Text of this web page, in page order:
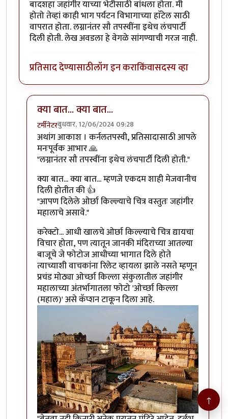
बादशहा जहांगीर याच्या भेटीसाठी बांधला होता. मी
होतो तेव्हां काही भाग पर्यटन विभागाच्या हाॅटेल साठी
वापरात होता. लग्नानंतर सौ तपस्वींना इथेच लंचपार्टी
दिली होती. लेख अवडला हे वेगळे सांगण्याची गरज नाही.
प्रतिसाद देण्यासाठीलॉग इन कराकिंवासदस्य व्हा
क्या बात... क्या बात...
टर्मीनेटरबुधवार, 12/06/2024 09:28
In reply toमस्त भटकंती.byकर्नलतपस्वी
अथांग आकाश । कर्नलतपस्वी, प्रतिसादासाठी आपले
मनःपूर्वक आभार 🙏
"लग्नानंतर सौ तपस्वींना इथेच लंचपार्टी दिली होती."
क्या बात... क्या बात... म्हणजे एकदम शाही मेजवानीच
दिली होतीत की 👍
"आपण दिलेले ओर्छा किल्ल्याचे चित्र वस्तुतः जहांगीर
महालाचे असावे."
करेक्टो... आधी खालचे ओर्छा किल्ल्याचे चित्र द्यायचा
विचार होता, पण त्यातून जानकी मंदिराच्या आतल्या
बाजूचे जे फोटोज आधीच्या भागात दिले होते
त्याच्याशी वाचकांना रिलेट व्हायला झाले नसते म्हणून
प्रचंड मोठ्या ओर्च्छा किल्ला संकुलातील जहांगीर
महालाच्या अंतर्भागातला फोटो 'ओर्च्छा किल्ला
(महाल)' असे कॅप्शन टाकून दिला आहे.
↑